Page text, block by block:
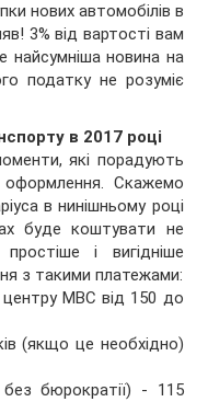
нових автомобілів в
3% від вартості вам
новина на
податку не розуміє
в 2017 році
які порадують
оформлення. Скажемо
в нинішньому році
буде коштувати не
і вигідніше
з такими платежами:
центру МВС від 150 до
(якщо це необхідно)
бюрократії) - 115